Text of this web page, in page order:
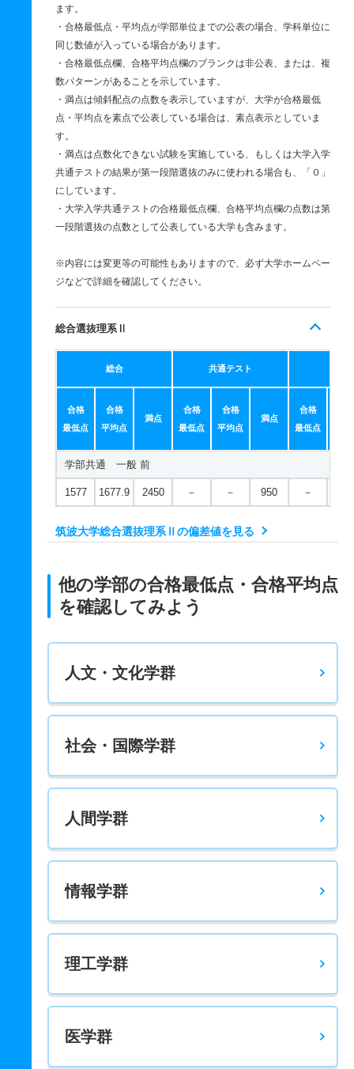
ます。
・合格最低点・平均点が学部単位までの公表の場合、学科単位に
同じ数値が入っている場合があります。
・合格最低点欄、合格平均点欄のブランクは非公表、または、複
数パターンがあることを示しています。
・満点は傾斜配点の点数を表示していますが、大学が合格最低
点・平均点を素点で公表している場合は、素点表示としていま
す。
・満点は点数化できない試験を実施している、もしくは大学入学
共通テストの結果が第一段階選抜のみに使われる場合も、「０」
にしています。
・大学入学共通テストの合格最低点欄、合格平均点欄の点数は第
一段階選抜の点数として公表している大学も含みます。
※内容には変更等の可能性もありますので、必ず大学ホームペー
ジなどで詳細を確認してください。
総合選抜理系Ⅱ
総合 共通テスト
合格
最低点
合格
平均点
満点
合格
最低点
合格
平均点
満点
合格
最低点
学部共通 一般 前
1577 1677.9 2450 － － 950 －
筑波大学総合選抜理系Ⅱの偏差値を見る
他の学部の合格最低点・合格平均点
を確認してみよう
人文・文化学群
社会・国際学群
人間学群
情報学群
理工学群
医学群